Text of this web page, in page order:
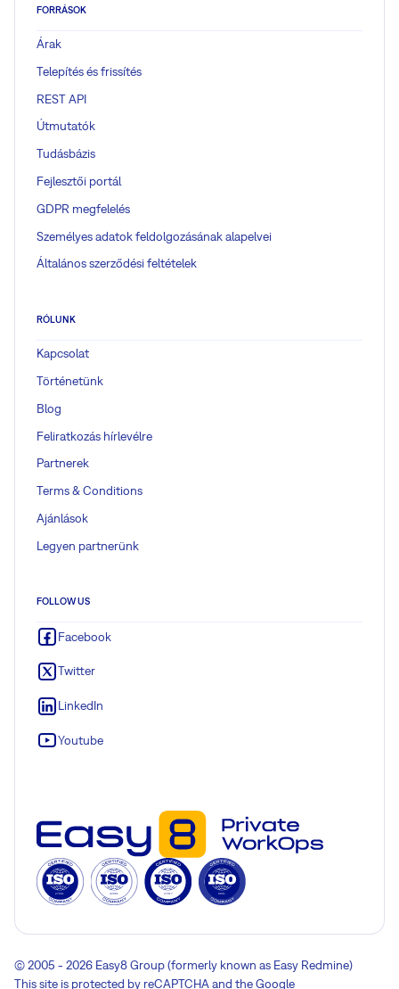
FORRÁSOK
Árak
Telepítés és frissítés
REST API
Útmutatók
Tudásbázis
Fejlesztői portál
GDPR megfelelés
Személyes adatok feldolgozásának alapelvei
Általános szerződési feltételek
RÓLUNK
Kapcsolat
Történetünk
Blog
Feliratkozás hírlevélre
Partnerek
Terms & Conditions
Ajánlások
Legyen partnerünk
FOLLOW US
Facebook
Twitter
LinkedIn
Youtube
© 2005 - 2026 Easy8 Group (formerly known as Easy Redmine)
This site is protected by reCAPTCHA and the Google